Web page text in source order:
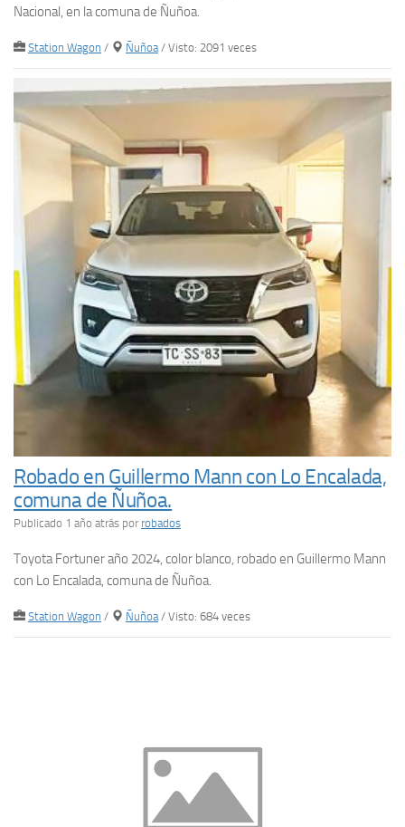
Nacional, en la comuna de Ñuñoa.
Station Wagon / Ñuñoa/ Visto: 2091 veces
Robado en Guillermo Mann con Lo Encalada,
comuna de Ñuñoa.
Publicado 1 año atrás por robados
Toyota Fortuner año 2024, color blanco, robado en Guillermo Mann
con Lo Encalada, comuna de Ñuñoa.
Station Wagon / Ñuñoa / Visto: 684 veces